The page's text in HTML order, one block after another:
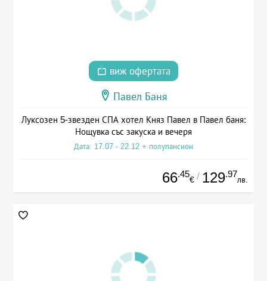
виж офертата
Павел Баня
Луксозен 5-звезден СПА хотел Княз Павел в Павел баня:
Нощувка със закуска и вечеря
Дата: 17.07 - 22.12 + полупансион
66.45
€ / 129.97
лв.